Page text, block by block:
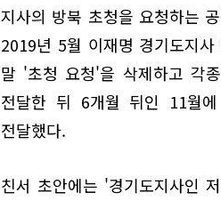
지사의 방북 초청을 요청하는
2019년 5월 이재명 경기도지
말 '초청 요청'을 삭제하고 각
전달한 뒤 6개월 뒤인 11월
전달했다.
친서 초안에는 '경기도지사인